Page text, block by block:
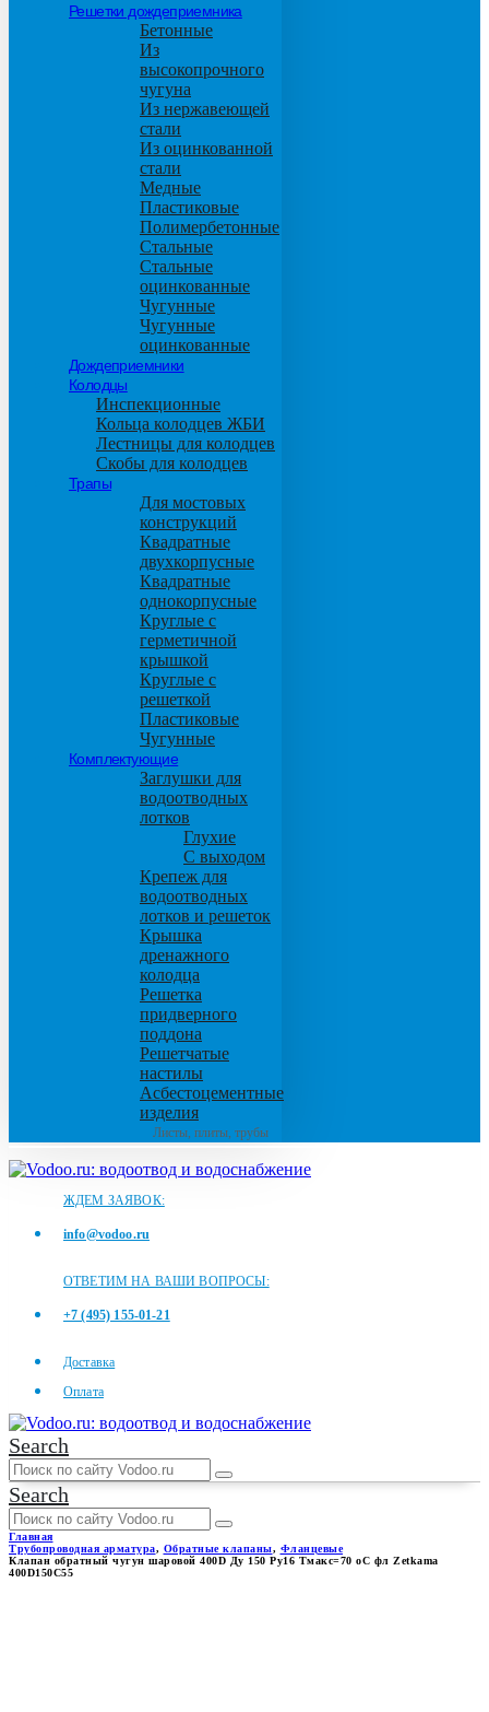
Решетки дождеприемника
Бетонные
Из
высокопрочного
чугуна
Из нержавеющей
стали
Из оцинкованной
стали
Медные
Пластиковые
Полимербетонные
Стальные
Стальные
оцинкованные
Чугунные
Чугунные
оцинкованные
Дождеприемники
Колодцы
Инспекционные
Кольца колодцев ЖБИ
Лестницы для колодцев
Скобы для колодцев
Трапы
Для мостовых
конструкций
Квадратные
двухкорпусные
Квадратные
однокорпусные
Круглые с
герметичной
крышкой
Круглые с
решеткой
Пластиковые
Чугунные
Комплектующие
Заглушки для
водоотводных
лотков
Глухие
С выходом
Крепеж для
водоотводных
лотков и решеток
Крышка
дренажного
колодца
Решетка
придверного
поддона
Решетчатые
настилы
Асбестоцементные
изделия
Листы, плиты, трубы
ЖДЕМ ЗАЯВОК:
info@vodoo.ru
ОТВЕТИМ НА ВАШИ ВОПРОСЫ:
+7 (495) 155-01-21
Доставка
Оплата
Search
Search
Главная
Трубопроводная арматура, Обратные клапаны, Фланцевые
Клапан обратный чугун шаровой 400D Ду 150 Ру16 Тмакс=70 оС фл Zetkama
400D150C55